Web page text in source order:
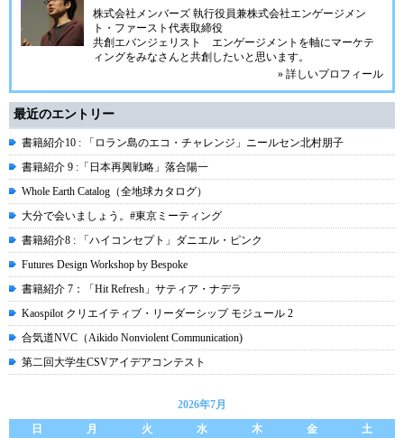
株式会社メンバーズ 執行役員兼株式会社エンゲージメン
ト・ファースト代表取締役
共創エバンジェリスト エンゲージメントを軸にマーケテ
ィングをみなさんと共創したいと思います。
» 詳しいプロフィール
最近のエントリー
書籍紹介10 : 「ロラン島のエコ・チャレンジ」ニールセン北村朋子
書籍紹介 9 :「日本再興戦略」落合陽一
Whole Earth Catalog（全地球カタログ）
大分で会いましょう。#東京ミーティング
書籍紹介8 : 「ハイコンセプト」ダニエル・ピンク
Futures Design Workshop by Bespoke
書籍紹介 7：「Hit Refresh」サティア・ナデラ
Kaospilot クリエイティブ・リーダーシップ モジュール 2
合気道NVC（Aikido Nonviolent Communication)
第二回大学生CSVアイデアコンテスト
2026年7月
日
月 火 水 木 金
土